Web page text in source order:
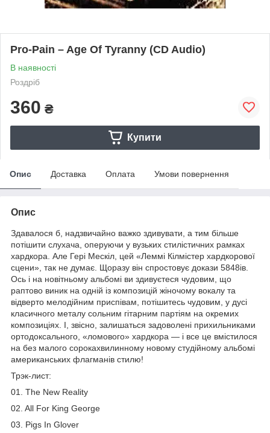
Pro-Pain – Age Of Tyranny (CD Audio)
В наявності
Роздріб
360 ₴
Купити
Опис Доставка Оплата Умови повернення
Опис
Здавалося б, надзвичайно важко здивувати, а тим більше
потішити слухача, оперуючи у вузьких стилістичних рамках
хардкора. Але Гері Мескіл, цей «Леммі Кілмістер хардкорової
сцени», так не думає. Щоразу він спростовує докази 5848ів.
Ось і на новітньому альбомі ви здивуєтеся чудовим, що
раптово виник на одній із композицій жіночому вокалу та
відверто мелодійним приспівам, потішитесь чудовим, у дусі
класичного металу сольним гітарним партіям на окремих
композиціях. І, звісно, залишаться задоволені прихильниками
ортодоксального, «ломового» хардкора — і все це вмістилося
на без малого сорокахвилинному новому студійному альбомі
американських флагманів стилю!
Трэк-лист:
01. The New Reality
02. All For King George
03. Pigs In Glover